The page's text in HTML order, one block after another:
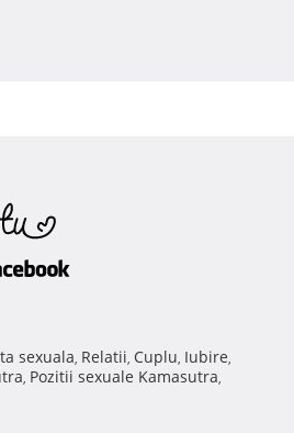
sexuala, Relatii, Cuplu, Iubire,
, Pozitii sexuale Kamasutra,